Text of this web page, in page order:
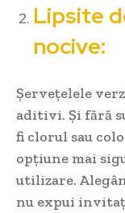
Lipsite
nocive:
Șervețelele
aditivi. Și fără
fi clorul sau
opțiune mai
utilizare.
nu expui